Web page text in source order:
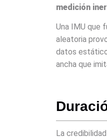
medición
Una IMU que
aleatoria
datos
ancha que
La